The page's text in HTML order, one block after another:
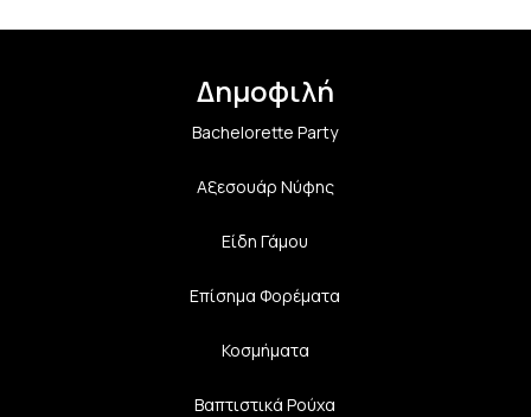
Δημοφιλή
Bachelorette Party
Αξεσουάρ Νύφης
Είδη Γάμου
Επίσημα Φορέματα
Κοσμήματα
Βαπτιστικά Ρούχα